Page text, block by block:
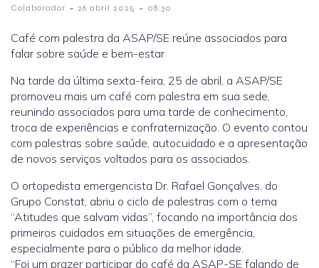
Colaborador - 26 abril 2025 - 08:30
Café com palestra da ASAP/SE reúne associados para
falar sobre saúde e bem-estar
Na tarde da última sexta-feira, 25 de abril, a ASAP/SE
promoveu mais um café com palestra em sua sede,
reunindo associados para uma tarde de conhecimento,
troca de experiências e confraternização. O evento contou
com palestras sobre saúde, autocuidado e a apresentação
de novos serviços voltados para os associados.
O ortopedista emergencista Dr. Rafael Gonçalves, do
Grupo Constat, abriu o ciclo de palestras com o tema
“Atitudes que salvam vidas”, focando na importância dos
primeiros cuidados em situações de emergência,
especialmente para o público da melhor idade.
“Foi um prazer participar do café da ASAP-SE falando de